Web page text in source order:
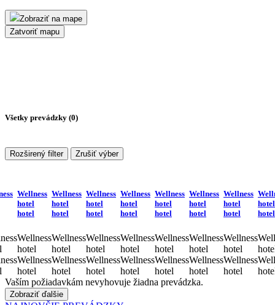
Zobraziť na mape
Zatvoriť mapu
Všetky prevádzky (0)
Rozširený filter Zrušiť výber
Wellness
hotel
hotel
Wellness
hotel
Wellness
hotel
Wellness
hotel
hotel
Wellness
hotel
Wellness
hotel
Wellness
hotel
hotel
Wellness
hotel
Wellness
hotel
Wellness
hotel
hotel
Wellness
hotel
Wellness
hotel
Wellness
hotel
hotel
Wellness
hotel
Wellness
hotel
Wellness
hotel
hotel
Wellness
hotel
Wellness
hotel
Wellness
hotel
hotel
Wellness
hotel
Wellness
hotel
hotel
hotel
Vaším požiadavkám nevyhovuje žiadna prevádzka.
Zobraziť ďalšie